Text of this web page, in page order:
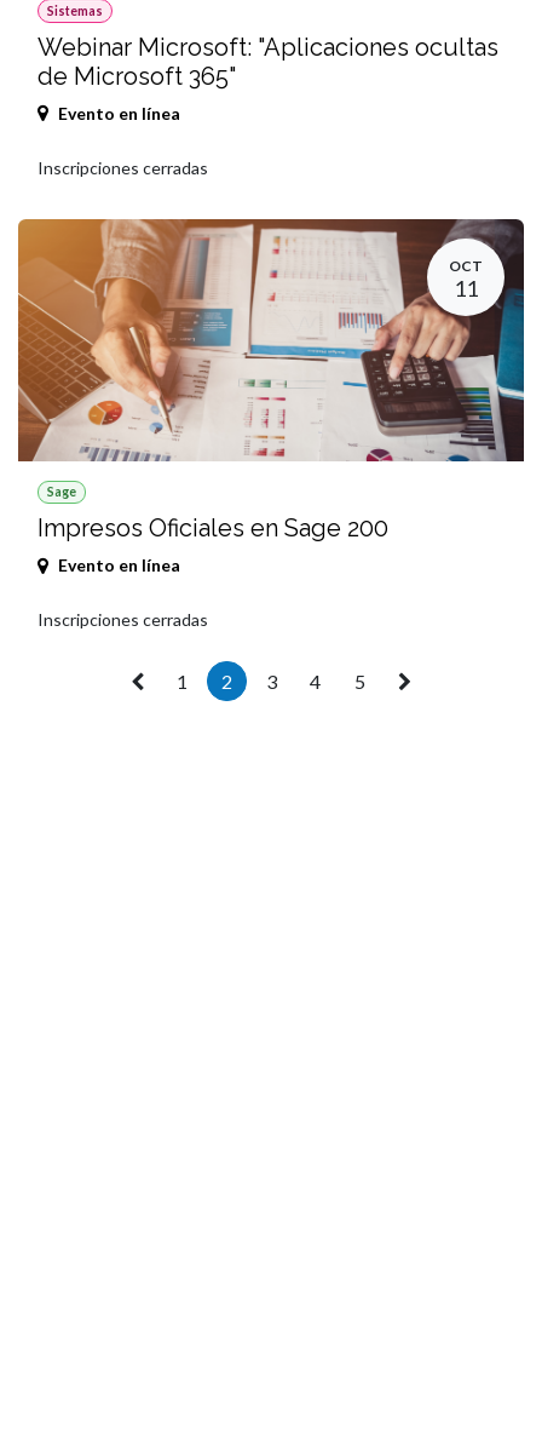
Sistemas
Webinar Microsoft: "Aplicaciones ocultas
de Microsoft 365"
Evento en línea
Inscripciones cerradas
OCT
11
Sage
Impresos Oficiales en Sage 200
Evento en línea
Inscripciones cerradas
1 2 3 4 5